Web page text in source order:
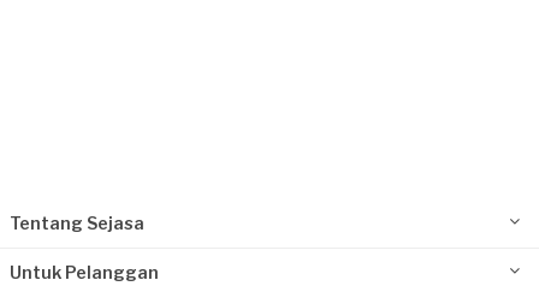
Tentang Sejasa
Untuk Pelanggan